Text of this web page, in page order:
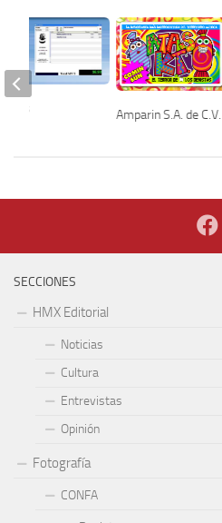
Amparin S.A. de C.V.
Pos
SECCIONES
HMX Editorial
Noticias
Cultura
Entrevistas
Opinión
Fotografía
CONFA